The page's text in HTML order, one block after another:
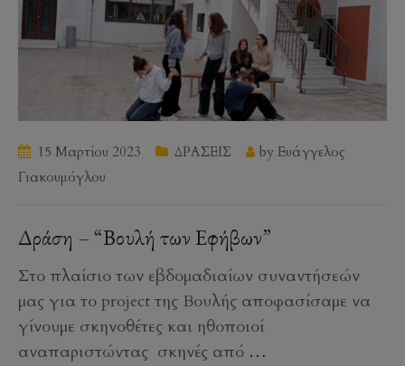
15 Μαρτίου 2023 ΔΡΑΣΕΙΣ by Ευάγγελος
Γιακουμόγλου
Δράση – “Βουλή των Εφήβων”
Στο πλαίσιο των εβδομαδιαίων συναντήσεών
μας για το project της Βουλής αποφασίσαμε να
γίνουμε σκηνοθέτες και ηθοποιοί
αναπαριστώντας σκηνές από …